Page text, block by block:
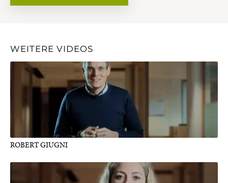
WEITERE VIDEOS
ROBERT GIUGNI